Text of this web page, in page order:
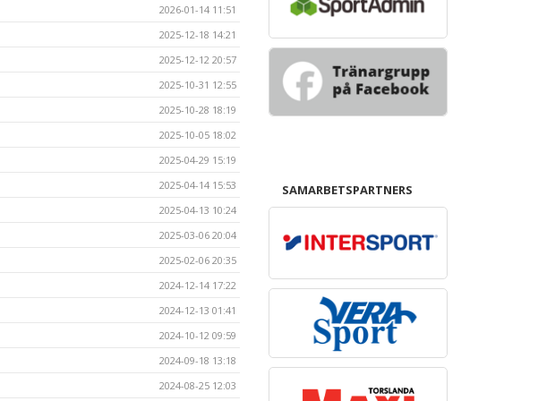
2026-01-14 11:51
2025-12-18 14:21
2025-12-12 20:57
2025-10-31 12:55
2025-10-28 18:19
2025-10-05 18:02
2025-04-29 15:19
2025-04-14 15:53
2025-04-13 10:24
2025-03-06 20:04
2025-02-06 20:35
2024-12-14 17:22
2024-12-13 01:41
2024-10-12 09:59
2024-09-18 13:18
2024-08-25 12:03
SAMARBETSPARTNERS